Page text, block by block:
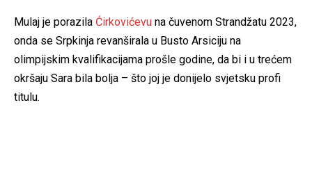
Mulaj je porazila Ćirkovićevu na čuvenom Strandžatu 2023,
onda se Srpkinja revanširala u Busto Arsiciju na
olimpijskim kvalifikacijama prošle godine, da bi i u trećem
okršaju Sara bila bolja – što joj je donijelo svjetsku profi
titulu.